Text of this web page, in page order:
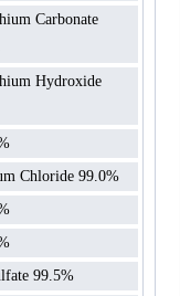
Carbonate
Hydroxide
Chloride 99.0%
99.5%